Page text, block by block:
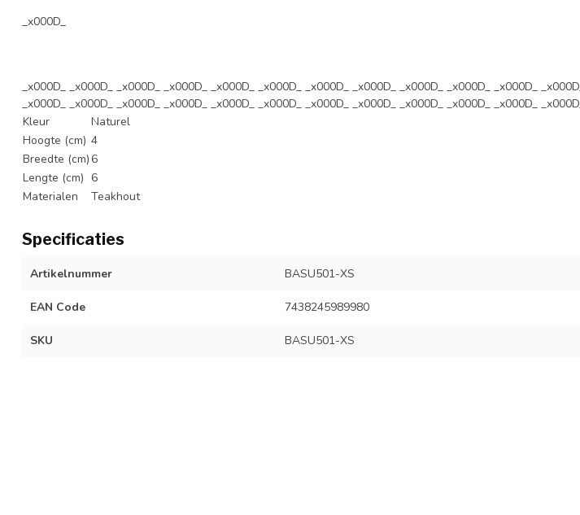
_x000D_
_x000D_ _x000D_ _x000D_ _x000D_ _x000D_ _x000D_ _x000D_ _x000D_ _x000D_ _x000D_ _x000D_ _x000D_
_x000D_ _x000D_ _x000D_ _x000D_ _x000D_ _x000D_ _x000D_ _x000D_ _x000D_ _x000D_ _x000D_ _x000D_
Kleur
Naturel
Hoogte (cm) 4
Breedte (cm)6
Lengte (cm) 6
Materialen
Teakhout
Specificaties
Artikelnummer BASU501-XS
EAN Code 7438245989980
SKU BASU501-XS